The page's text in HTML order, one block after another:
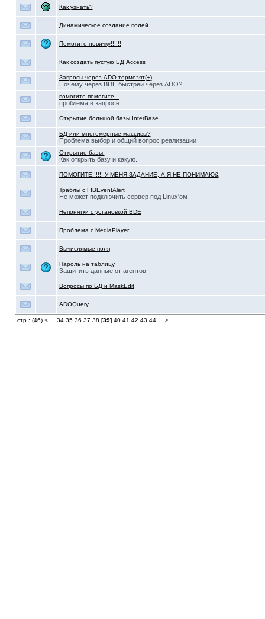
Как узнать?
Динамическое создание полей
Помогите новичку!!!!!!
Как создать пустую БД Access
Запросы через ADO тормозят(+)
Почему через BDE быстрей через ADO?
помогите помогите...
проблема в запросе
Открытие большой базы InterBase
БД или многомерные массивы?
Проблема выбор и общий вопрос реализации
Открытие базы.
Как открыть базу и какую.
ПОМОГИТЕ!!!!!! У МЕНЯ ЗАДАНИЕ, А Я НЕ ПОНИМАЮ&
Траблы с FIBEventAlert
Не может подключить сервер под Linux'ом
Непонятки с установкой BDE
Проблема с MediaPlayer
Вычислямые поля
Пароль на таблицу
Защитить данные от агентов
Вопросы по БД и MaskEdit
ADOQuery
стр.: (46) <... 34 35 36 37 38 [39] 40 41 42 43 44... >